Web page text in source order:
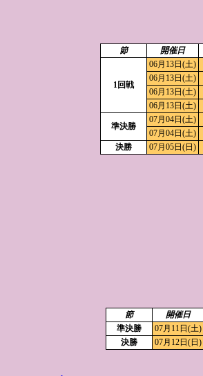
節 開催日
1回戦
06月13日(土)
06月13日(土)
06月13日(土)
06月13日(土)
準決勝
07月04日(土)
07月04日(土)
決勝
07月05日(日)
節 開催日
準決勝
07月11日(土)
決勝
07月12日(日)